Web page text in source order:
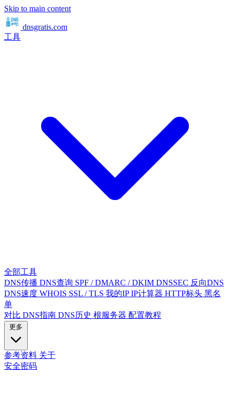
Skip to main content
dnsgratis.com
工具
全部工具
DNS传播 DNS查询 SPF / DMARC / DKIM DNSSEC 反向DNS
DNS速度 WHOIS SSL / TLS 我的IPIP计算器 HTTP标头 黑名
单
对比 DNS指南 DNS历史 根服务器 配置教程
参考资料 关于
安全密码